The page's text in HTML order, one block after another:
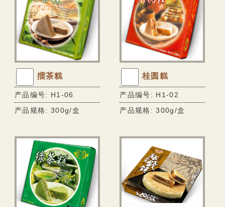
无糖豆乳饼干
无糖酥
胶原蛋白美颜冻
冷冻食品专区
擂茶糕
产品编号: H1-06
产品规格: 300g/盒
桂圆糕
产品编号: H1-02
产品规格: 300g/盒